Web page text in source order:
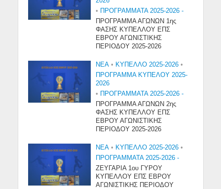
•
ΠΡΟΓΡΑΜΜΑΤΑ 2025-2026 -
ΠΡΟΓΡΑΜΜΑ ΑΓΩΝΩΝ 1ης
ΦΑΣΗΣ ΚΥΠΕΛΛΟΥ ΕΠΣ
ΕΒΡΟΥ ΑΓΩΝΙΣΤΙΚΗΣ
ΠΕΡΙΟΔΟΥ 2025-2026
NEA • ΚΥΠΕΛΛΟ 2025-2026 •
ΠΡΟΓΡΑΜΜΑ ΚΥΠΕΛΟΥ 2025-
2026
•
ΠΡΟΓΡΑΜΜΑΤΑ 2025-2026 -
ΠΡΟΓΡΑΜΜΑ ΑΓΩΝΩΝ 2ης
ΦΑΣΗΣ ΚΥΠΕΛΛΟΥ ΕΠΣ
ΕΒΡΟΥ ΑΓΩΝΙΣΤΙΚΗΣ
ΠΕΡΙΟΔΟΥ 2025-2026
NEA • ΚΥΠΕΛΛΟ 2025-2026 •
ΠΡΟΓΡΑΜΜΑΤΑ 2025-2026 -
ΖΕΥΓΑΡΙΑ 1ου ΓΥΡΟΥ
ΚΥΠΕΛΛΟΥ ΕΠΣ ΕΒΡΟΥ
ΑΓΩΝΙΣΤΙΚΗΣ ΠΕΡΙΟΔΟΥ